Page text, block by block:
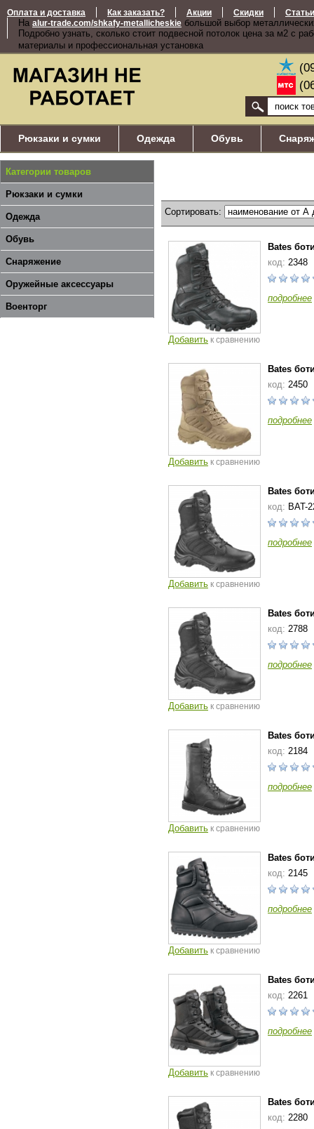
Оплата и доставка Как заказать? Акции Скидки Статьи
На alur-trade.com/shkafy-metallicheskie большой выбор
Подробно узнать, сколько стоит подвесной потолок цена за м2 с
материалы и профессиональная установка
Рюкзаки и сумки Одежда Обувь
Категории товаров
Рюкзаки и сумки
Одежда
Обувь
Снаряжение
Оружейные аксессуары
Военторг
Сортировать:
Добавить к сравнению
Bates
код: 2348
подробнее
Добавить к сравнению
Bates
код: 2450
подробнее
Добавить к сравнению
Bates
код: BAT-
подробнее
Добавить к сравнению
Bates
код: 2788
подробнее
Добавить к сравнению
Bates
код: 2184
подробнее
Добавить к сравнению
Bates
код: 2145
подробнее
Добавить к сравнению
Bates
код: 2261
подробнее
Bates
код: 2280